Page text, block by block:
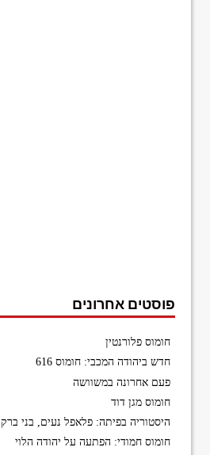
פוסטים אחרונים
חומוס פלורנטין
חדש ביהודה המכבי: חומוס 616
פעם אחרונה במשוושה
חומוס מגן דוד
היסטוריה בפיתה: פלאפל נעים, בני ברק
חומוס חמודי: הפתעה על יהודה הלוי